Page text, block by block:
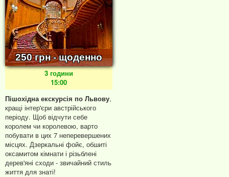
250 грн - щоденно
3 години
15:00
Пішохідна екскурсія по Львову,
кращі інтер'єри австрійського
періоду. Щоб відчути себе
королем чи королевою, варто
побувати в цих 7 неперевершених
місцях. Дзеркальні фойє, обшиті
оксамитом кімнати і різьблені
дерев'яні сходи - звичайний стиль
життя для знаті!